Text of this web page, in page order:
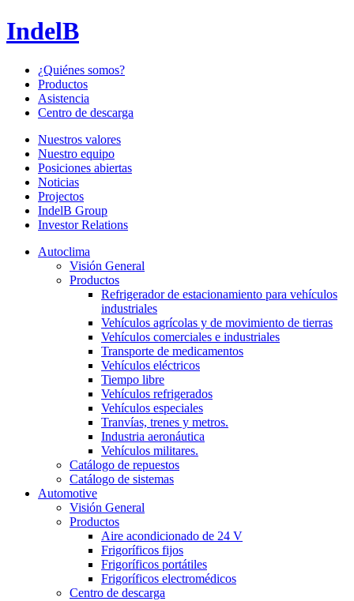
IndelB
¿Quiénes somos?
Productos
Asistencia
Centro de descarga
Nuestros valores
Nuestro equipo
Posiciones abiertas
Noticias
Projectos
IndelB Group
Investor Relations
Autoclima
Visión General
Productos
Refrigerador de estacionamiento para vehículos
industriales
Vehículos agrícolas y de movimiento de tierras
Vehículos comerciales e industriales
Transporte de medicamentos
Vehículos eléctricos
Tiempo libre
Vehículos refrigerados
Vehículos especiales
Tranvías, trenes y metros.
Industria aeronáutica
Vehículos militares.
Catálogo de repuestos
Catálogo de sistemas
Automotive
Visión General
Productos
Aire acondicionado de 24 V
Frigoríficos fijos
Frigoríficos portátiles
Frigoríficos electromédicos
Centro de descarga